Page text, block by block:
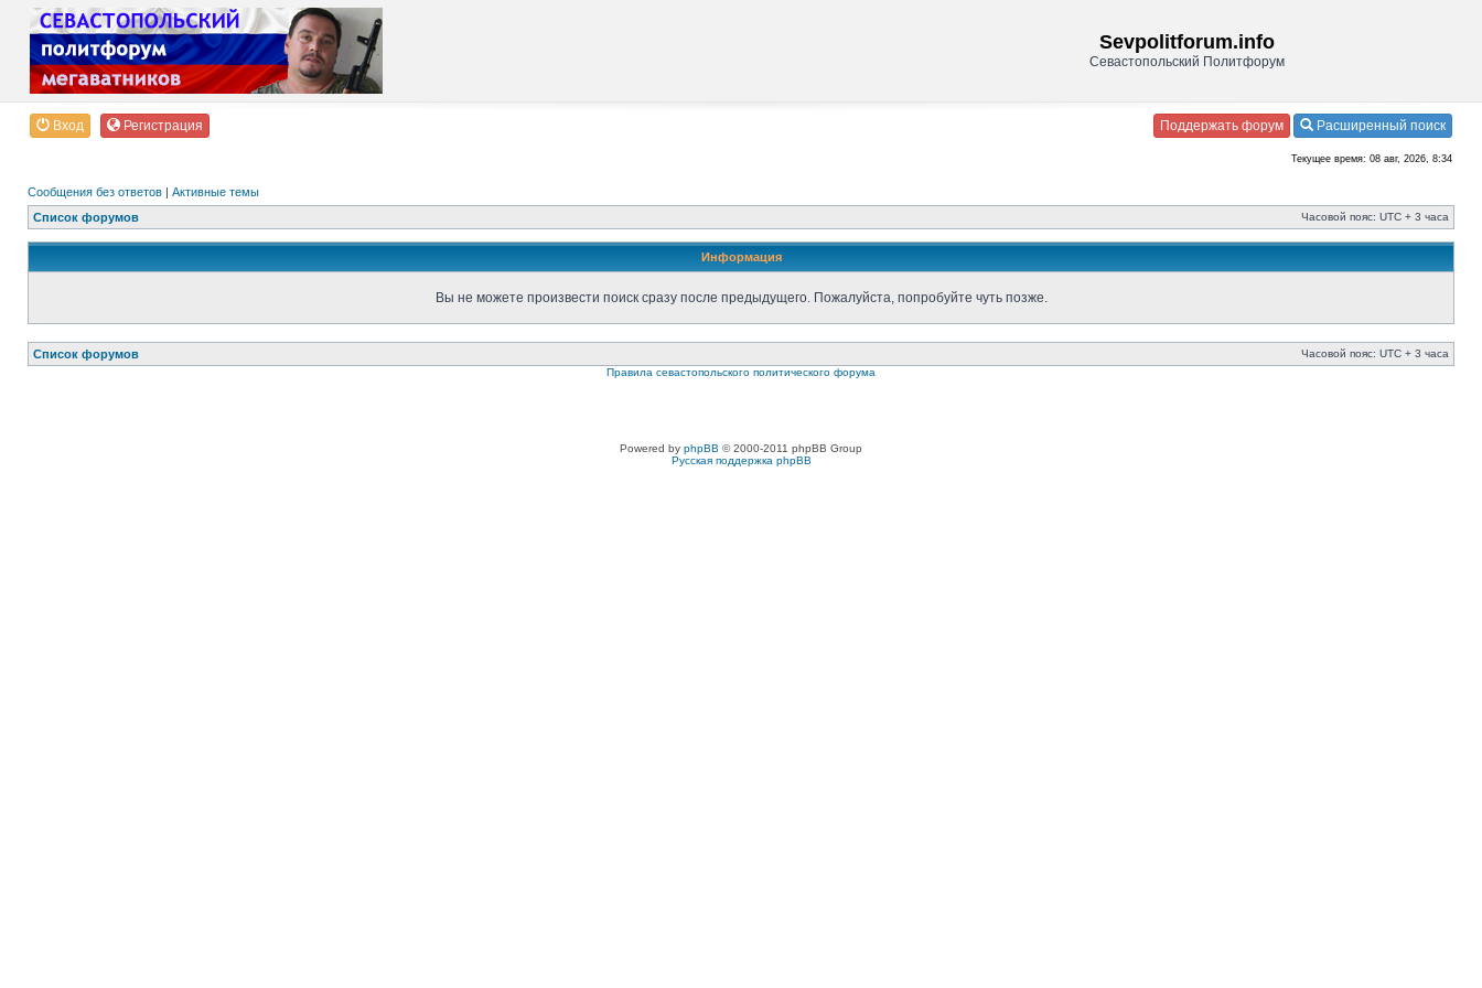
Sevpolitforum.info
Севастопольский Политфорум
Вход Регистрация Поддержать форум Расширенный поиск
Текущее время: 08 авг, 2026, 8:34
Сообщения без ответов | Активные темы
Список форумов
Часовой пояс: UTC + 3 часа
Информация
Вы не можете произвести поиск сразу после предыдущего. Пожалуйста, попробуйте чуть позже.
Список форумов
Часовой пояс: UTC + 3 часа
Правила севастопольского политического форума
Powered by phpBB © 2000-2011 phpBB Group
Русская поддержка phpBB